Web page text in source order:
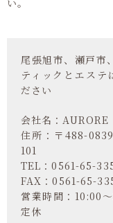
い。
尾張旭市、瀬戸市
ティックとエステ
ださい
会社名：AURORE
住所：〒488-
101
TEL：0561-65-
FAX：0561-65-
営業時間：10:00
定休